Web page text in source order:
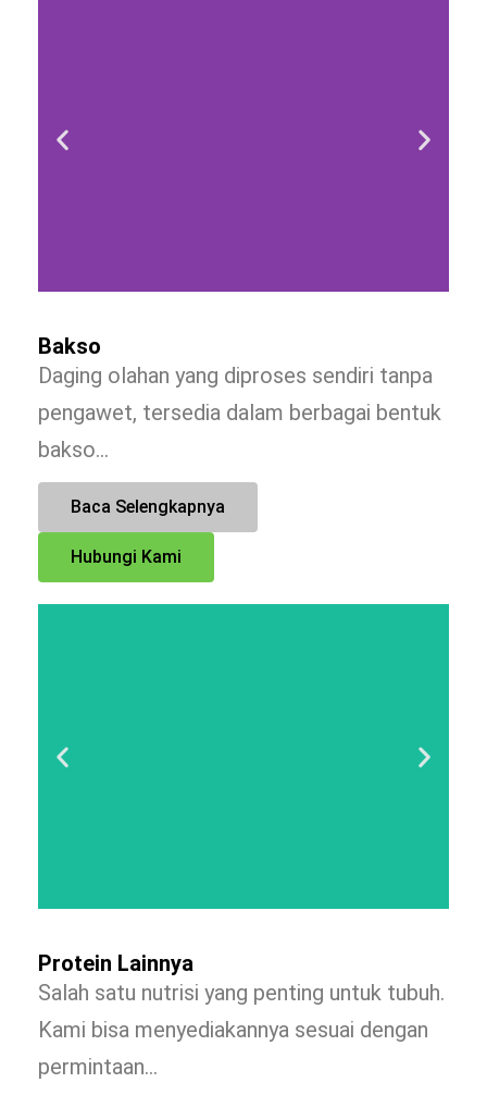
Bakso
Daging olahan yang diproses sendiri tanpa
pengawet, tersedia dalam berbagai bentuk
bakso…
Baca Selengkapnya
Hubungi Kami
Protein Lainnya
Salah satu nutrisi yang penting untuk tubuh.
Kami bisa menyediakannya sesuai dengan
permintaan…